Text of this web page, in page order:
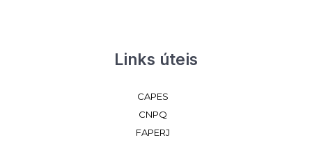
Links úteis
CAPES
CNPQ
FAPERJ